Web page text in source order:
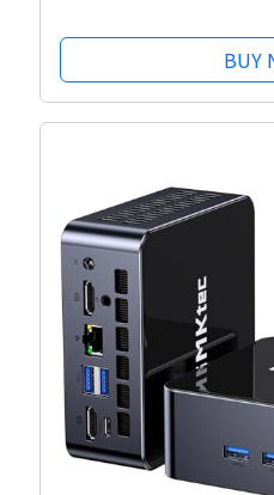
Pro/MS Office 2019 /
とマウス付属
BUY